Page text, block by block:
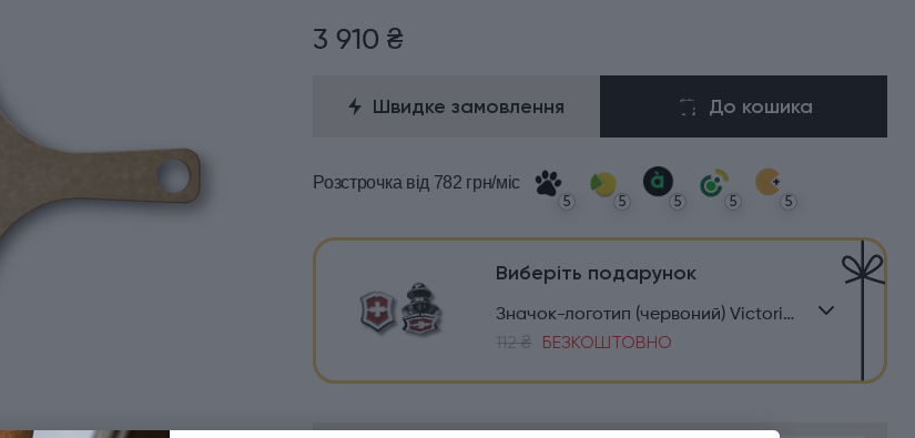
3 910 ₴
Швидке замовлення До кошика
Розстрочка від 782 грн/міс
5 5 5 5 5
Виберіть подарунок
Значок-логотип (червоний) Victorinox Travel 4.1888
112 ₴ БЕЗКОШТОВНО